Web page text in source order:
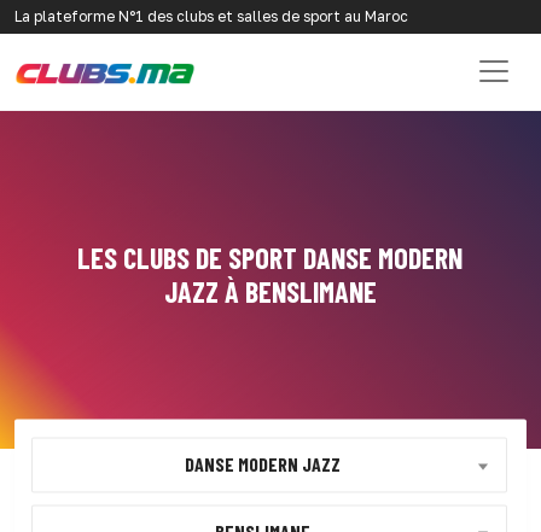
La plateforme N°1 des clubs et salles de sport au Maroc
LES CLUBS DE SPORT DANSE MODERN
JAZZ À BENSLIMANE
DANSE MODERN JAZZ